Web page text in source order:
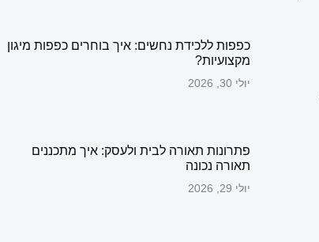
כפפות ללכידת נחשים: איך בוחרים כפפות מיגון
מקצועיות?
יולי 30, 2026
פתרונות תאורה לבית ולעסק: איך מתכננים
תאורה נכונה
יולי 29, 2026